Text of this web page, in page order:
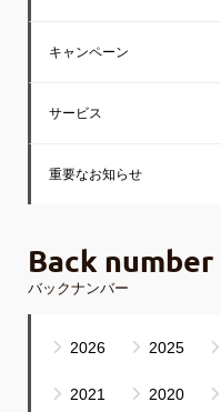
キャンペーン
サービス
重要なお知らせ
Back number
バックナンバー
2026 2025
2021 2020